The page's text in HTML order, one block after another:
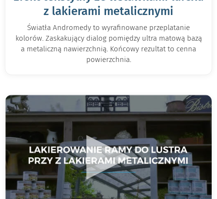
z lakierami metalicznymi
Światła Andromedy to wyrafinowane przeplatanie
kolorów. Zaskakujący dialog pomiędzy ultra matową bazą
a metaliczną nawierzchnią. Końcowy rezultat to cenna
powierzchnia.
▶